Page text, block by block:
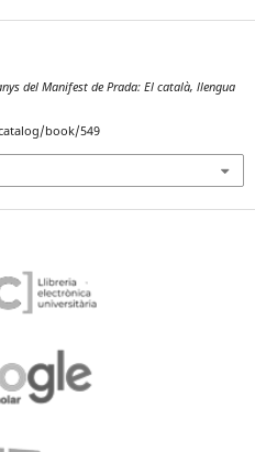
del Manifest de Prada: El català, llengua
book/549